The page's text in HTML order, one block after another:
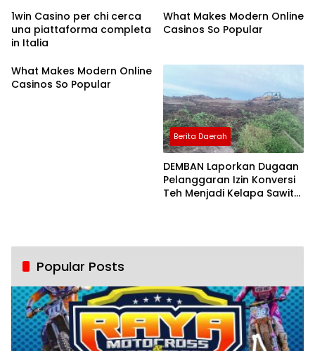
1win Casino per chi cerca
una piattaforma completa
in Italia
What Makes Modern Online
Casinos So Popular
What Makes Modern Online
Casinos So Popular
Berita Daerah
DEMBAN Laporkan Dugaan
Pelanggaran Izin Konversi
Teh Menjadi Kelapa Sawit
Popular Posts